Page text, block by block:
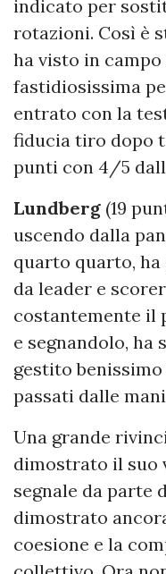
indicato per
rotazioni. Così è
ha visto in campo
fastidiosissima
entrato con la
fiducia tiro dopo
punti con 4/5
Lundberg (19
uscendo dalla
quarto quarto,
da leader e
costantemente il
e segnandolo, ha
gestito
passati dalle
Una grande
dimostrato il suo
segnale da parte
dimostrato
coesione e la